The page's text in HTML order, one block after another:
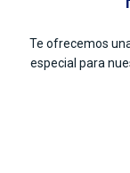
Te ofrecemos
especial para